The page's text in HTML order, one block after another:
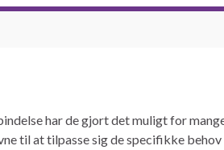
har de gjort det muligt for
til at tilpasse sig de specifikke behov